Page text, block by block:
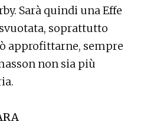
Sarà quindi una Effe
soprattutto
approfittarne, sempre
non sia più